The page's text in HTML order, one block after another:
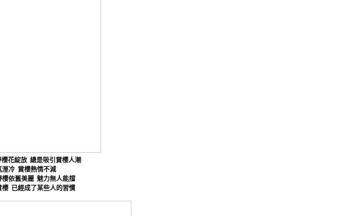
花綻放 總是吸引賞櫻人潮
冷 賞櫻熱情不減
依舊美麗 魅力無人能擋
已經成了某些人的習慣